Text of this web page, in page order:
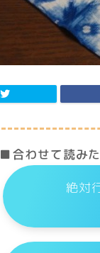
■合わせて読み
絶対